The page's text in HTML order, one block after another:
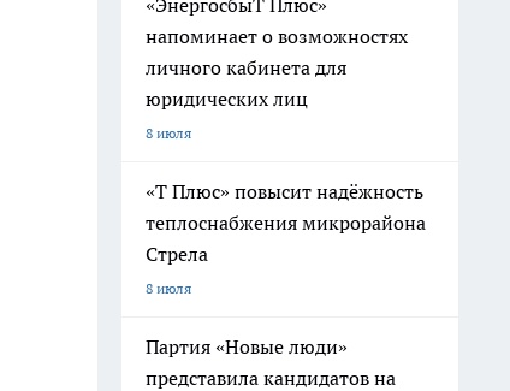
«ЭнергосбыТ Плюс»
напоминает о возможностях
личного кабинета для
юридических лиц
8 июля
«Т Плюс» повысит надёжность
теплоснабжения микрорайона
Стрела
8 июля
Партия «Новые люди»
представила кандидатов на